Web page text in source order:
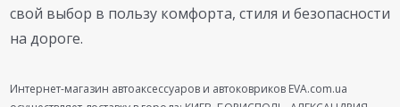
свой выбор в пользу комфорта, стиля и безопасности
на дороге.
Интернет-магазин автоаксессуаров и автоковриков EVA.com.ua